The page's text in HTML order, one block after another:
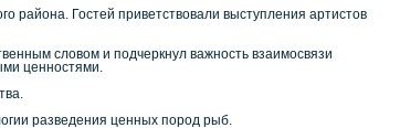
района. Гостей приветствовали выступления артистов
словом и подчеркнул важность взаимосвязи
ценностями.
разведения ценных пород рыб.